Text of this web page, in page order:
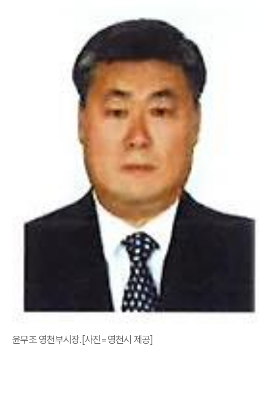
윤무조 영천부시장.[사진=영천시 제공]